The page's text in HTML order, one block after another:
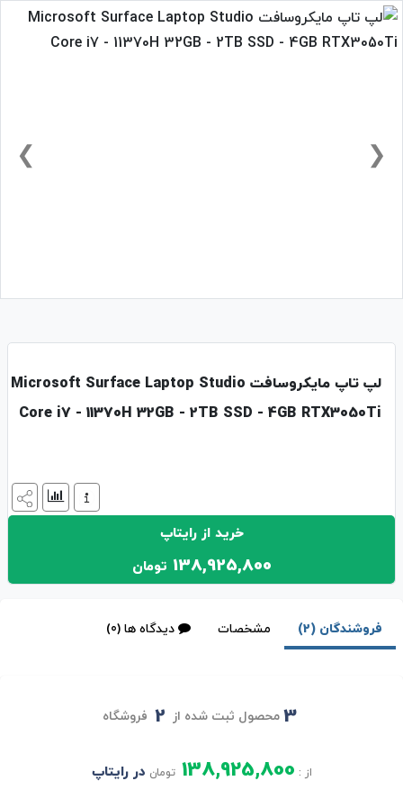
❮
❯
لپ تاپ مایکروسافت Microsoft Surface Laptop Studio
Core i7 - 11370H 32GB - 2TB SSD - 4GB RTX3050Ti
خرید از رایتاپ
138,925,800 تومان
فروشندگان (2) مشخصات دیدگاه ها (0)
3 محصول ثبت شده از 2 فروشگاه
از : 138,925,800 تومان در رایتاپ